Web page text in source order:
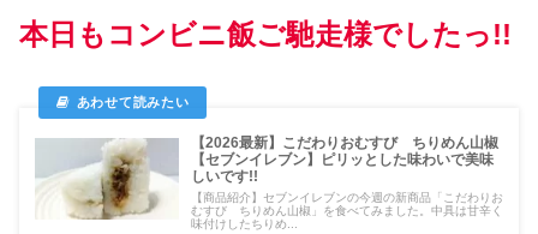
本日もコンビニ飯ご馳走様でしたっ!!
【2026最新】こだわりおむすび ちりめん山椒
【セブンイレブン】ピリッとした味わいで美味
しいです!!
【商品紹介】セブンイレブンの今週の新商品「こだわりお
むすび ちりめん山椒」を食べてみました。中具は甘辛く
味付けしたちりめ...